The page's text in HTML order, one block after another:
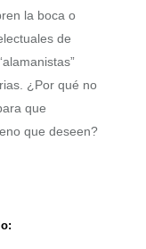
la boca o
de
¿Por qué no
que
que deseen?